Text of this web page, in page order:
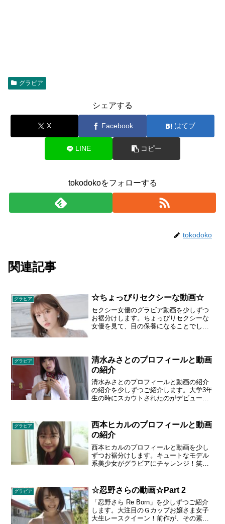
グラビア
シェアする
X Facebook はてブ
LINE コピー
tokodokoをフォローする
tokodoko
関連記事
グラビア ☆ちょっぴりセクシーな動画☆
セクシー女優のグラビア動画を少しずつ
お裾分けします。ちょっぴりセクシーな
女優を見て、目の保養になることでしょ
りしておりますアンケート...
グラビア
清水みさとのプロフィールと動画
の紹介
清水みさとのプロフィールと動画の紹介
の紹介を少しずつご紹介します。大学3年
生の時にスカウトされたのがデビューの
24日に発売された『週刊プレイボーイ』
（6号、集英社）にて、久々のグラビアを
披露。週刊プレイボーイでのグラビアは7
年ぶり。サウナ、読書、水中ウォーキン
グが趣味。1992年3月5日生まれ 奈良県橿
原市出身 A型 身長 160 cm スリーサイズ
グラビア
西本ヒカルのプロフィールと動画
の紹介
西本ヒカルのプロフィールと動画を少し
ずつお裾分けします。キュートなモデル
系美少女がグラビアにチャレンジ！笑顔
て女優としてもメジャー映画への出演も
予定されている本物の魅力の持ち主。
1999年12月31日生まれ／T160cm、B87・
W63・H84／熊本県出身／特技:剣道初
段、バレーボール10年、Y字バランス、
グラビア ☆忍野さらの動画☆Part 2
「忍野さら Re Born」を少しずつご紹介
します。大注目のＧカップお嬢さま女子
大生レースクイーン！前作が、その素材